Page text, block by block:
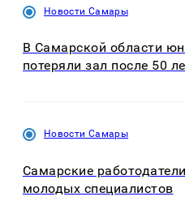
Новости Самары
В Самарской области
потеряли зал после 50
Новости Самары
Самарские
молодых специалистов